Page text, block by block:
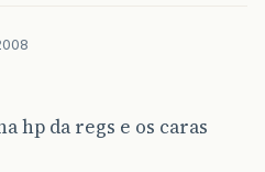
hp da regs e os caras